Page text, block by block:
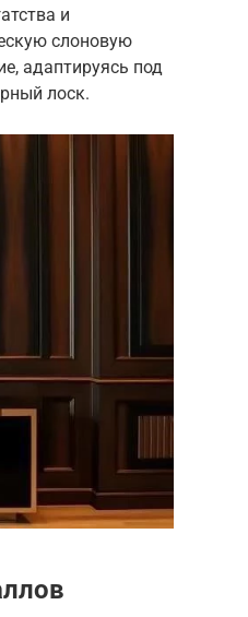
и
слоновую
адаптируясь под
лоск.